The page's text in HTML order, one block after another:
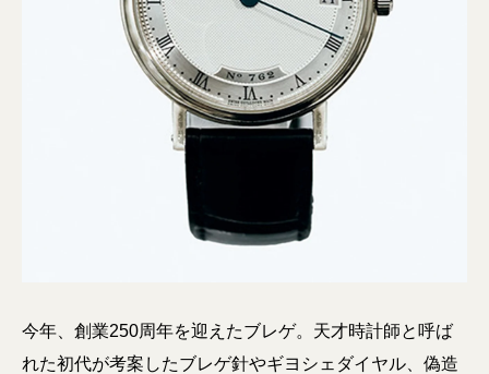
今年、創業250周年を迎えたブレゲ。天才時計師と呼ば
れた初代が考案したブレゲ針やギヨシェダイヤル、偽造